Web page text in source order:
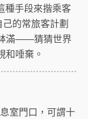
種手段來揩乘客
的常旅客計劃
滿——猜猜世界
和唾棄。
室門口，可謂十